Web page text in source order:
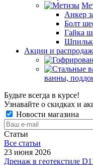
Анкер
Болт
Гайка
Акции и
ванны,
Будьте всегда в курсе!
Узнавайте о скидках и
Новости магазина
Статьи
Все cтатьи
23 июня 2026
Дренаж в геотекстиле